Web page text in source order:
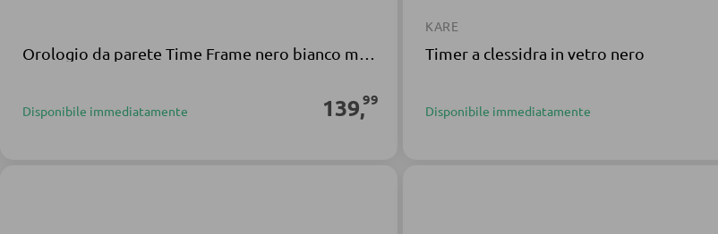
Disponibile immediatamente 139,99
KARE
Timer a clessidra in vetro nero
Disponibile immediatamente